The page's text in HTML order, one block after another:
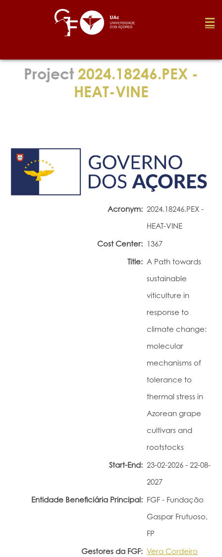
Foundation
Project 2024.18246.PEX -
HEAT-VINE
Acronym: 2024.18246.PEX -
HEAT-VINE
Cost Center: 1367
Title: A Path towards
sustainable
viticulture in
response to
climate change:
molecular
mechanisms of
tolerance to
thermal stress in
Azorean grape
cultivars and
rootstocks
Start-End: 23-02-2026 - 22-08-
2027
Entidade Beneficiária Principal: FGF - Fundação
Gaspar Frutuoso,
FP
Gestores da FGF: Vera Cordeiro